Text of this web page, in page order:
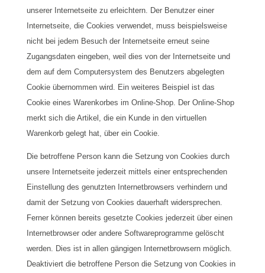
unserer Internetseite zu erleichtern. Der Benutzer einer
Internetseite, die Cookies verwendet, muss beispielsweise
nicht bei jedem Besuch der Internetseite erneut seine
Zugangsdaten eingeben, weil dies von der Internetseite und
dem auf dem Computersystem des Benutzers abgelegten
Cookie übernommen wird. Ein weiteres Beispiel ist das
Cookie eines Warenkorbes im Online-Shop. Der Online-Shop
merkt sich die Artikel, die ein Kunde in den virtuellen
Warenkorb gelegt hat, über ein Cookie.
Die betroffene Person kann die Setzung von Cookies durch
unsere Internetseite jederzeit mittels einer entsprechenden
Einstellung des genutzten Internetbrowsers verhindern und
damit der Setzung von Cookies dauerhaft widersprechen.
Ferner können bereits gesetzte Cookies jederzeit über einen
Internetbrowser oder andere Softwareprogramme gelöscht
werden. Dies ist in allen gängigen Internetbrowsern möglich.
Deaktiviert die betroffene Person die Setzung von Cookies in